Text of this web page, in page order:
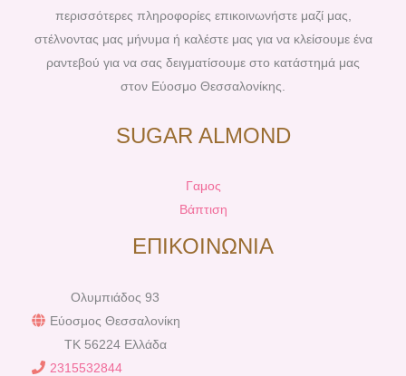
περισσότερες πληροφορίες επικοινωνήστε μαζί μας,
στέλνοντας μας μήνυμα ή καλέστε μας για να κλείσουμε ένα
ραντεβού για να σας δειγματίσουμε στο κατάστημά μας
στον Εύοσμο Θεσσαλονίκης.
SUGAR ALMOND
Γαμος
Βάπτιση
ΕΠΙΚΟΙΝΩΝΙΑ
Ολυμπιάδος 93
Εύοσμος Θεσσαλονίκη
TK 56224 Ελλάδα
2315532844